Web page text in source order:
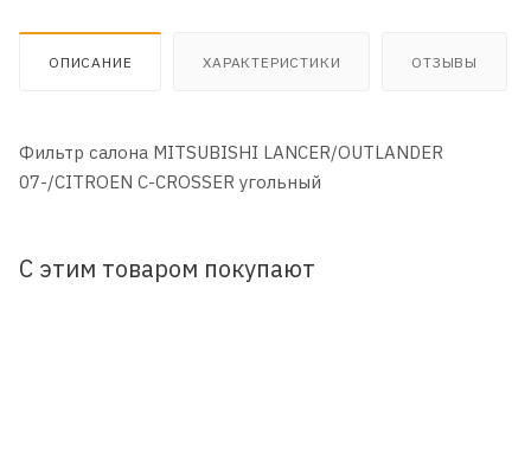
ОПИСАНИЕ ХАРАКТЕРИСТИКИ ОТЗЫВЫ
Фильтр салона MITSUBISHI LANCER/OUTLANDER
07-/CITROEN C-CROSSER угольный
С этим товаром покупают